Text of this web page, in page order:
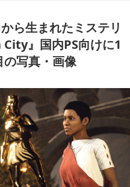
ら生まれたミステリ
』国内PS向けに1
写真・画像